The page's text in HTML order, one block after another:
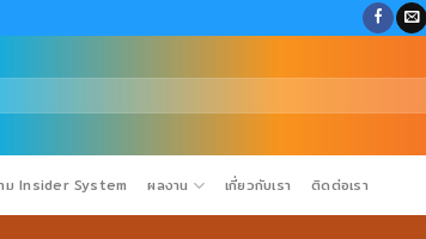
ม Insider System ผลงาน เกี่ยวกับเรา ติดต่อเรา